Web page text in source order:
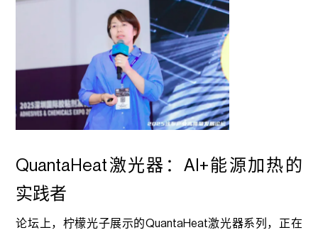
QuantaHeat激光器：AI+能源加热的
实践者
论坛上，柠檬光子展示的QuantaHeat激光器系列，正在